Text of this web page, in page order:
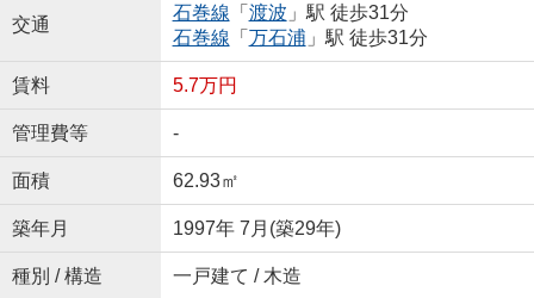
交通
石巻線 「 渡波 」駅 徒歩31分
石巻線 「 万石浦 」駅 徒歩31分
賃料 5.7万円
管理費等 -
面積 62.93㎡
築年月 1997年 7月(築29年)
種別 / 構造 一戸建て / 木造